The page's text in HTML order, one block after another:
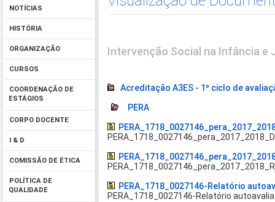
NOTÍCIAS
HISTÓRIA
ORGANIZAÇÃO
CURSOS
COORDENAÇÃO DE
ESTÁGIOS
CORPO DOCENTE
I & D
COMISSÃO DE ÉTICA
POLÍTICA DE
QUALIDADE
Intervenção Social na Infância e
Acreditação A3ES - 1º ciclo de
PERA
PERA_1718_0027146-Relatório
PERA_1718_0027146-Relatório